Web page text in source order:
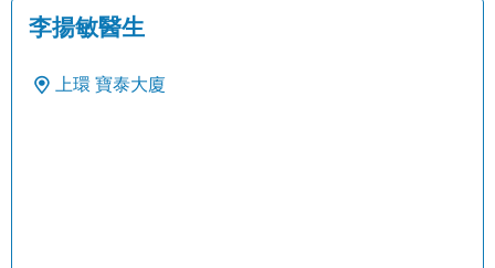
李揚敏醫生
上環 寶泰大廈